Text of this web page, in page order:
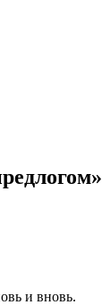
и вновь.